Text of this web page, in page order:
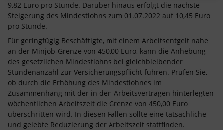
9,82 Euro pro Stunde. Darüber hinaus erfolgt die nächste
Steigerung des Mindestlohns zum 01.07.2022 auf 10,45 Euro
pro Stunde.
Für geringfügig Beschäftigte, mit einem Arbeitsentgelt nahe
an der Minjob-Grenze von 450,00 Euro, kann die Anhebung
des gesetzlichen Mindestlohns bei gleichbleibender
Stundenanzahl zur Versicherungspflicht führen. Prüfen Sie,
ob durch die Erhöhung des Mindestlohnes im
Zusammenhang mit der in den Arbeitsverträgen hinterlegten
wöchentlichen Arbeitszeit die Grenze von 450,00 Euro
überschritten wird. In diesen Fällen sollte eine tatsächliche
und gelebte Reduzierung der Arbeitszeit stattfinden.